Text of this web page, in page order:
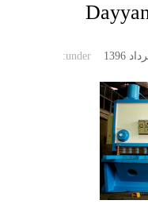
under: